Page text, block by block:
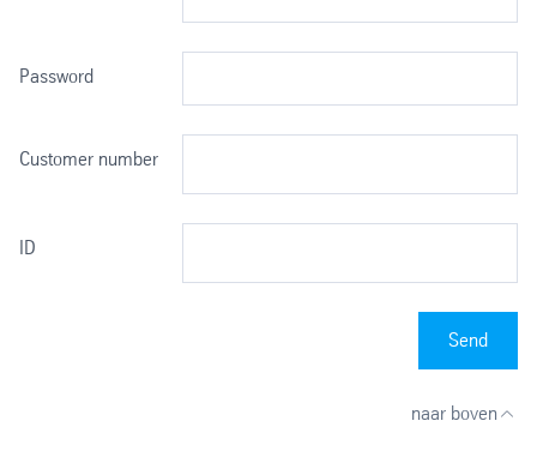
Password
Customer number
ID
Send
naar boven